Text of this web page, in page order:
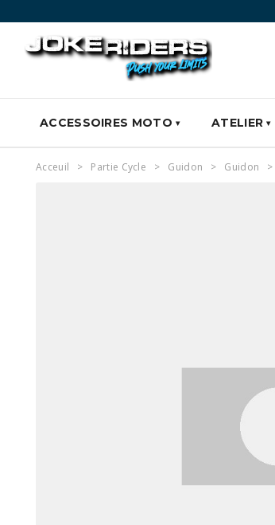
ACCESSOIRES MOTO ATELIER
Acceuil Partie Cycle Guidon Guidon